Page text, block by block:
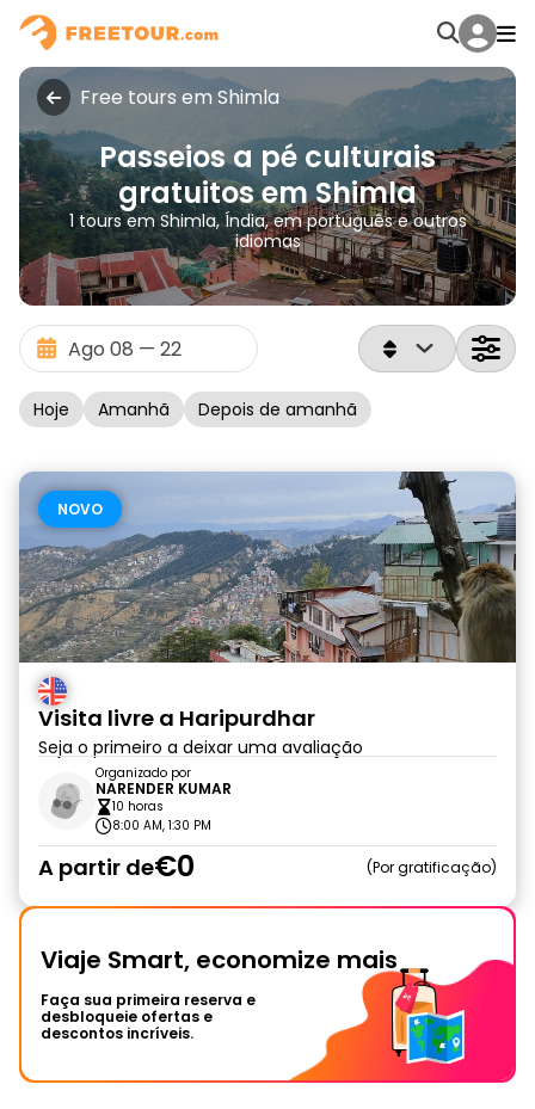
Free tours em Shimla
Passeios a pé culturais
gratuitos em Shimla
1 tours em Shimla, Índia, em português e outros
idiomas
Hoje Amanhã Depois de amanhã
NOVO
Visita livre a Haripurdhar
Seja o primeiro a deixar uma avaliação
Organizado por
NARENDER KUMAR
10 horas
8:00 AM, 1:30 PM
A partir de€0 Por gratificação
Viaje Smart, economize mais
Faça sua primeira reserva e
desbloqueie ofertas e
descontos incríveis.